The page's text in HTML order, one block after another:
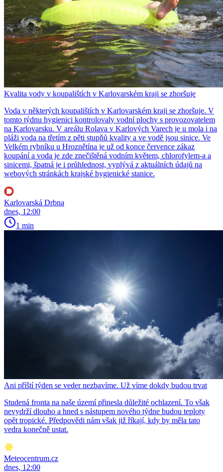
Kvalita vody v koupalištích v Karlovarském kraji se zhoršuje
Voda v některých koupalištích v Karlovarském kraji se zhoršuje. V
tomto týdnu hygienici kontrolovaly vodní plochy s provozovatelem
na Karlovarsku. V areálu Rolava v Karlových Varech je u mola i na
pláži voda na třetím z pěti stupňů kvality a ve vodě jsou sinice. Ve
Velkém rybníku u Hroznětína je už od konce července zákaz
koupání a voda je zde znečištěná vodním květem, chlorofylem-a a
sinicemi, špatná je i průhlednost, vyplývá z aktuálních údajů na
webových stránkách krajské hygienické stanice.
Karlovarská Drbna
dnes, 12:00
1 min
Ani příští týden se veder nezbavíme. Už víme dokdy budou trvat
Studená fronta na naše území přinesla důležité ochlazení. To však
nevydrží dlouho a hned s nástupem nového týdne budou teploty
opět tropické. Předpovědi nám však již říkají, kdy by měla tato
vedra konečně ustat.
Meteocentrum.cz
dnes, 12:00